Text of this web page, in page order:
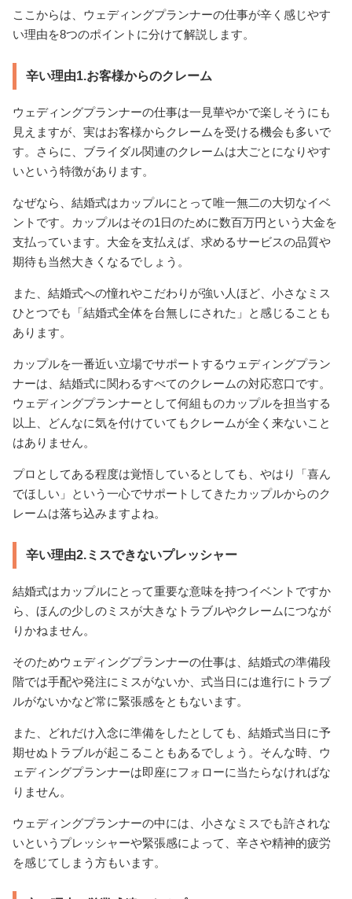
ここからは、ウェディングプランナーの仕事が辛く感じやす
い理由を8つのポイントに分けて解説します。
辛い理由1.お客様からのクレーム
ウェディングプランナーの仕事は一見華やかで楽しそうにも
見えますが、実はお客様からクレームを受ける機会も多いで
す。さらに、ブライダル関連のクレームは大ごとになりやす
いという特徴があります。
なぜなら、結婚式はカップルにとって唯一無二の大切なイベ
ントです。カップルはその1日のために数百万円という大金を
支払っています。大金を支払えば、求めるサービスの品質や
期待も当然大きくなるでしょう。
また、結婚式への憧れやこだわりが強い人ほど、小さなミス
ひとつでも「結婚式全体を台無しにされた」と感じることも
あります。
カップルを一番近い立場でサポートするウェディングプラン
ナーは、結婚式に関わるすべてのクレームの対応窓口です。
ウェディングプランナーとして何組ものカップルを担当する
以上、どんなに気を付けていてもクレームが全く来ないこと
はありません。
プロとしてある程度は覚悟しているとしても、やはり「喜ん
でほしい」という一心でサポートしてきたカップルからのク
レームは落ち込みますよね。
辛い理由2.ミスできないプレッシャー
結婚式はカップルにとって重要な意味を持つイベントですか
ら、ほんの少しのミスが大きなトラブルやクレームにつなが
りかねません。
そのためウェディングプランナーの仕事は、結婚式の準備段
階では手配や発注にミスがないか、式当日には進行にトラブ
ルがないかなど常に緊張感をともないます。
また、どれだけ入念に準備をしたとしても、結婚式当日に予
期せぬトラブルが起こることもあるでしょう。そんな時、ウ
ェディングプランナーは即座にフォローに当たらなければな
りません。
ウェディングプランナーの中には、小さなミスでも許されな
いというプレッシャーや緊張感によって、辛さや精神的疲労
を感じてしまう方もいます。